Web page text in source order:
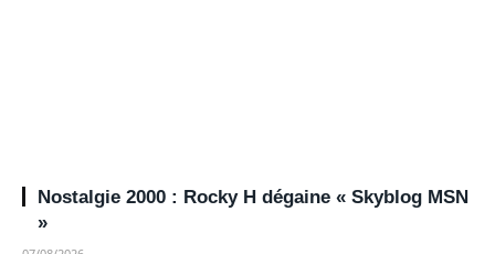
Nostalgie 2000 : Rocky H dégaine « Skyblog MSN
»